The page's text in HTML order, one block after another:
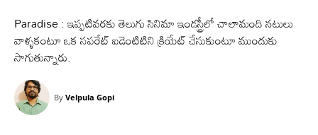
Paradise : ఇప్పటివరకు తెలుగు సినిమా ఇండస్ట్రీలో చాలామంది నటులు
వాళ్ళకంటూ ఒక సపరేట్ ఐడెంటిటిని క్రియేట్ చేసుకుంటూ ముందుకు
సాగుతున్నారు.
By Velpula Gopi